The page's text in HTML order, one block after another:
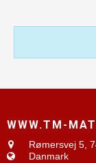
WWW.TM-
Rømersvej 5,
Danmark